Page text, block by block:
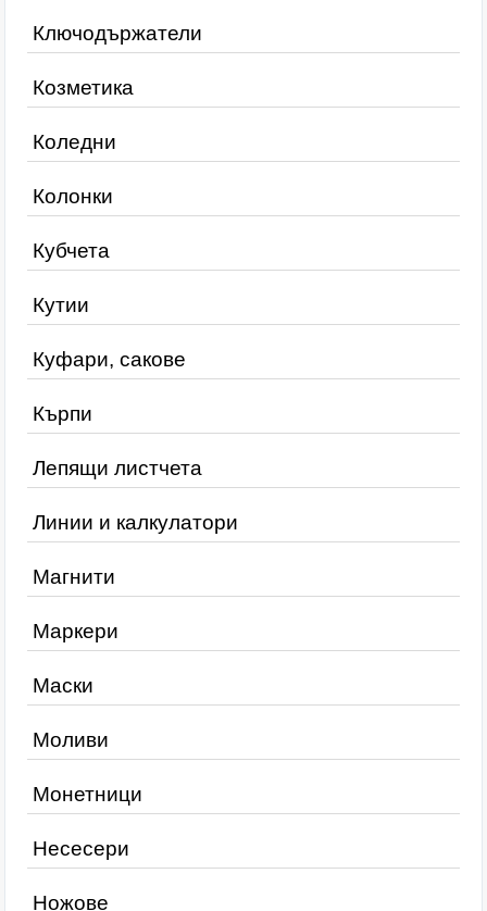
Ключодържатели
Козметика
Коледни
Колонки
Кубчета
Кутии
Куфари, сакове
Кърпи
Лепящи листчета
Линии и калкулатори
Магнити
Маркери
Маски
Моливи
Монетници
Несесери
Ножове